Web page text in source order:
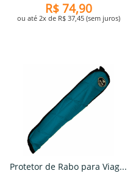
R$ 74,90
ou até 2x de R$ 37,45 (sem juros)
Protetor de Rabo para Viag...